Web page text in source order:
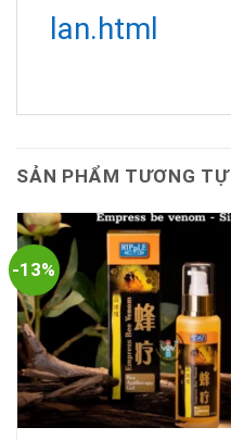
lan.html
SẢN PHẨM TƯƠNG TỰ
-13%